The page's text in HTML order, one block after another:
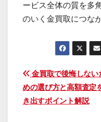
ービス全体の質を多
のいく金買取につな
投
稿
金買取で後悔しない
めの選び方と高額査定
き出すポイント解説